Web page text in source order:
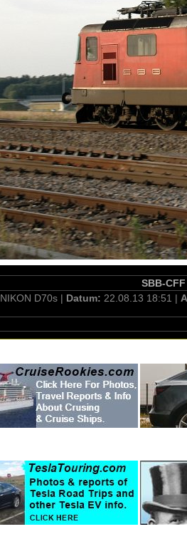
SBB-
NIKON D70s | Datum: 22.08.13 18:51 |